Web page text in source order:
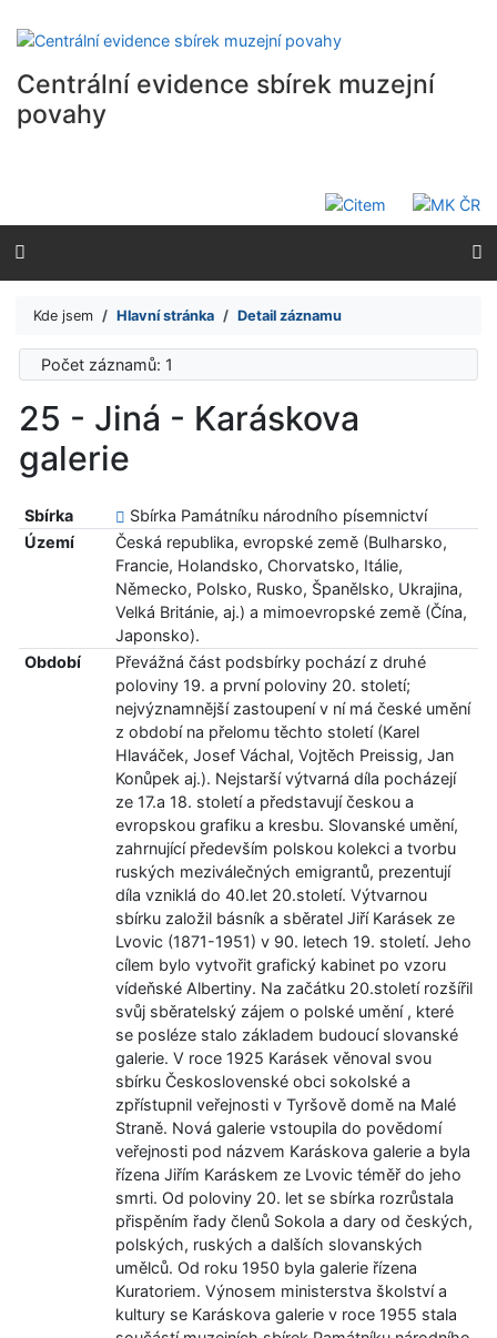
Přejít na menu
Centrální evidence sbírek muzejní
povahy
Kde jsem Hlavní stránka Detail záznamu
Počet záznamů: 1
25 - Jiná - Karáskova
galerie
Sbírka
Sbírka Památníku národního písemnictví
Území
Česká republika, evropské země (Bulharsko,
Francie, Holandsko, Chorvatsko, Itálie,
Německo, Polsko, Rusko, Španělsko, Ukrajina,
Velká Británie, aj.) a mimoevropské země (Čína,
Japonsko).
Období
Převážná část podsbírky pochází z druhé
poloviny 19. a první poloviny 20. století;
nejvýznamnější zastoupení v ní má české umění
z období na přelomu těchto století (Karel
Hlaváček, Josef Váchal, Vojtěch Preissig, Jan
Konůpek aj.). Nejstarší výtvarná díla pocházejí
ze 17.a 18. století a představují českou a
evropskou grafiku a kresbu. Slovanské umění,
zahrnující především polskou kolekci a tvorbu
ruských meziválečných emigrantů, prezentují
díla vzniklá do 40.let 20.století. Výtvarnou
sbírku založil básník a sběratel Jiří Karásek ze
Lvovic (1871-1951) v 90. letech 19. století. Jeho
cílem bylo vytvořit grafický kabinet po vzoru
vídeňské Albertiny. Na začátku 20.století rozšířil
svůj sběratelský zájem o polské umění , které
se posléze stalo základem budoucí slovanské
galerie. V roce 1925 Karásek věnoval svou
sbírku Československé obci sokolské a
zpřístupnil veřejnosti v Tyršově domě na Malé
Straně. Nová galerie vstoupila do povědomí
veřejnosti pod názvem Karáskova galerie a byla
řízena Jiřím Karáskem ze Lvovic téměř do jeho
smrti. Od poloviny 20. let se sbírka rozrůstala
přispěním řady členů Sokola a dary od českých,
polských, ruských a dalších slovanských
umělců. Od roku 1950 byla galerie řízena
Kuratoriem. Výnosem ministerstva školství a
kultury se Karáskova galerie v roce 1955 stala